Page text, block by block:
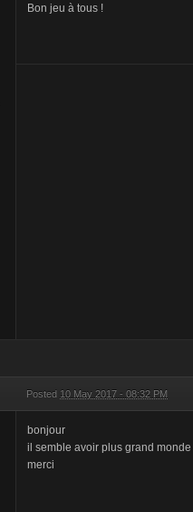
Bon jeu à tous !
Posted 10 May 2017 - 08:32 PM
bonjour
il semble avoir plus grand
merci